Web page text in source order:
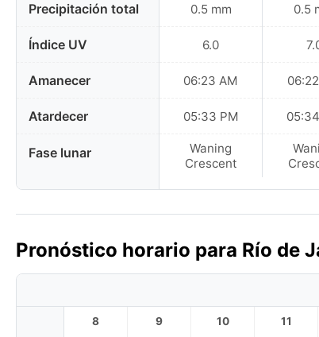
Precipitación total
Índice UV
Amanecer
Atardecer
Fase lunar
0.5 mm
6.0
06:23 AM
05:33 PM
Waning
Crescent
0.5
Pronóstico horario para Río de
8 9 10 11